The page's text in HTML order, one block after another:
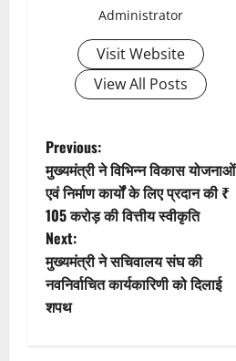
t
i
o
n
Administrator
Visit Website
View All Posts
P
o
s
t
n
Previous:
मुख्यमंत्री ने विभिन्न विकास योजनाओं
एवं निर्माण कार्यों के लिए प्रदान की ₹
105 करोड़ की वित्तीय स्वीकृति
Next:
मुख्यमंत्री ने सचिवालय संघ की
नवनिर्वाचित कार्यकारिणी को दिलाई
शपथ